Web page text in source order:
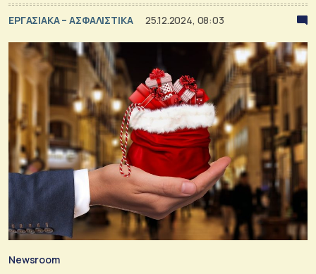
ΕΡΓΑΣΙΑΚΑ – ΑΣΦΑΛΙΣΤΙΚΑ 25.12.2024, 08:03
Newsroom